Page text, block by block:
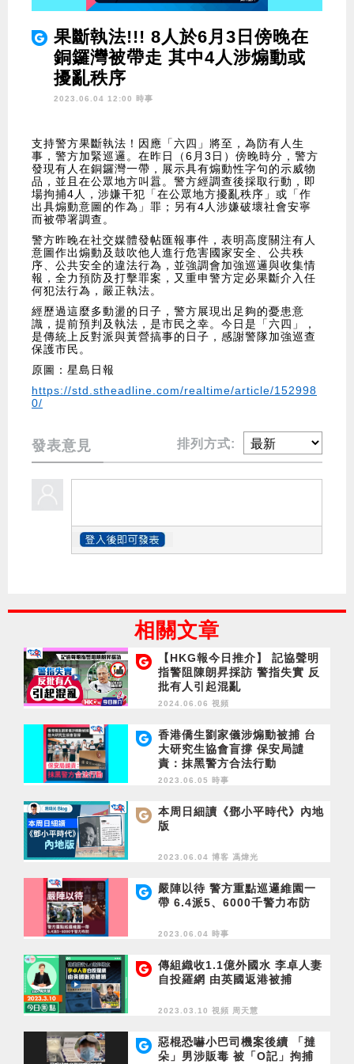
果斷執法!!! 8人於6月3日傍晚在
銅鑼灣被帶走 其中4人涉煽動或
擾亂秩序
2023.06.04 12:00 時事
支持警方果斷執法！因應「六四」將至，為防有人生
事，警方加緊巡邏。在昨日（6月3日）傍晚時分，警方
發現有人在銅鑼灣一帶，展示具有煽動性字句的示威物
品，並且在公眾地方叫囂。警方經調查後採取行動，即
場拘捕4人，涉嫌干犯「在公眾地方擾亂秩序」或「作
出具煽動意圖的作為」罪；另有4人涉嫌破壞社會安寧
而被帶署調查。
警方昨晚在社交媒體發帖匯報事件，表明高度關注有人
意圖作出煽動及鼓吹他人進行危害國家安全、公共秩
序、公共安全的違法行為，並強調會加強巡邏與收集情
報，全力預防及打擊罪案，又重申警方定必果斷介入任
何犯法行為，嚴正執法。
經歷過這麼多動盪的日子，警方展現出足夠的憂患意
識，提前預判及執法，是市民之幸。今日是「六四」，
是傳統上反對派與黃營搞事的日子，感謝警隊加強巡查
保護市民。
原圖：星島日報
https://std.stheadline.com/realtime/article/152998
0/
發表意見 排列方式:
相關文章
【HKG報今日推介】 記協聲明
指警阻陳朗昇採訪 警指失實 反
批有人引起混亂
2024.06.06 視頻
香港僑生劉家儀涉煽動被捕 台
大研究生協會盲撐 保安局譴
責：抹黑警方合法行動
2023.06.05 時事
本周日細讀《鄧小平時代》內地
版
2023.06.04 博客 馮煒光
嚴陣以待 警方重點巡邏維園一
帶 6.4派5、6000千警力布防
2023.06.04 時事
傳組織收1.1億外國水 李卓人妻
自投羅網 由英國返港被捕
2023.03.10 視頻 周天慧
惡棍恐嚇小巴司機案後續 「撻
朵」男涉販毒 被「O記」拘捕